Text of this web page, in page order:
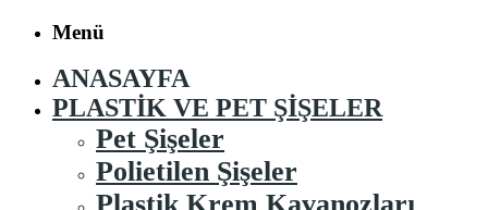
Menü
ANASAYFA
PLASTIK VE PET ŞIŞELER
Pet Şişeler
Polietilen Şişeler